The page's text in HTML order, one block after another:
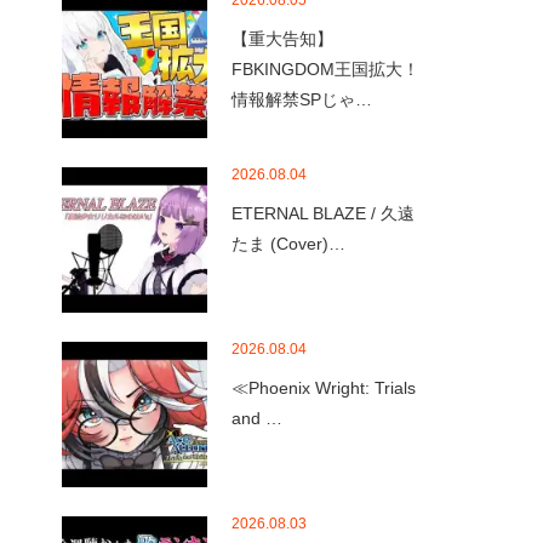
【重大告知】
FBKINGDOM王国拡大！
情報解禁SPじゃ…
2026.08.04
ETERNAL BLAZE / 久遠
たま (Cover)…
2026.08.04
≪Phoenix Wright: Trials
and …
2026.08.03